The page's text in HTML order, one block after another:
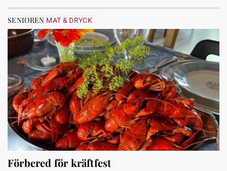
SENIOREN MAT & DRYCK
Förbered för kräftfest